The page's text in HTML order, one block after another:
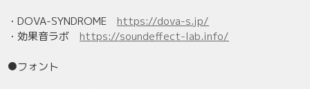
・DOVA-SYNDROME https://dova-s.jp/
・効果音ラボ https://soundeffect-lab.info/
●フォント